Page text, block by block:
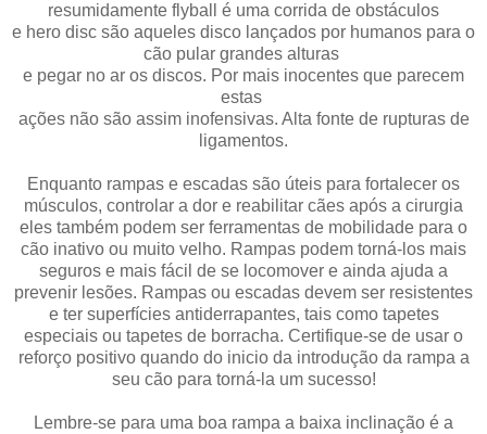
resumidamente flyball é uma corrida de obstáculos
e hero disc são aqueles disco lançados por humanos para o
cão pular grandes alturas
e pegar no ar os discos. Por mais inocentes que parecem
estas
ações não são assim inofensivas. Alta fonte de rupturas de
ligamentos.
Enquanto rampas e escadas são úteis para fortalecer os
músculos, controlar a dor e reabilitar cães após a cirurgia
eles também podem ser ferramentas de mobilidade para o
cão inativo ou muito velho. Rampas podem torná-los mais
seguros e mais fácil de se locomover e ainda ajuda a
prevenir lesões. Rampas ou escadas devem ser resistentes
e ter superfícies antiderrapantes, tais como tapetes
especiais ou tapetes de borracha. Certifique-se de usar o
reforço positivo quando do inicio da introdução da rampa a
seu cão para torná-la um sucesso!
Lembre-se para uma boa rampa a baixa inclinação é a